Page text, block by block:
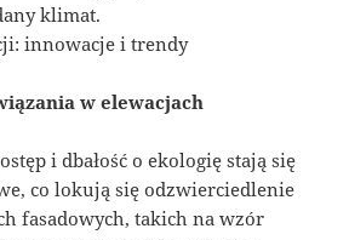
klimat.
innowacje i trendy
w elewacjach
i dbałość o ekologię stają się
co lokują się odzwierciedlenie
fasadowych, takich na wzór